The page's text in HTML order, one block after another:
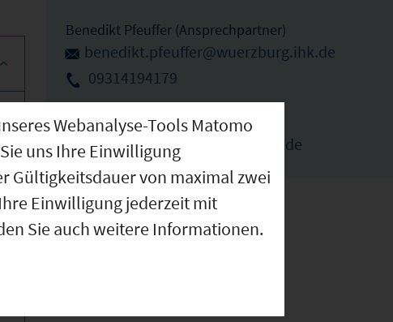
Benedikt Pfeuffer (Ansprechpartner)
benedikt.pfeuffer@wuerzburg.ihk.de
09314194179
Elka Ivanova (Ansprechpartnerin)
elka.ivanova@wuerzburg.ihk.de
Webanalyse-Tools Matomo
uns Ihre Einwilligung
Gültigkeitsdauer von maximal zwei
Einwilligung jederzeit mit
Sie auch weitere Informationen.